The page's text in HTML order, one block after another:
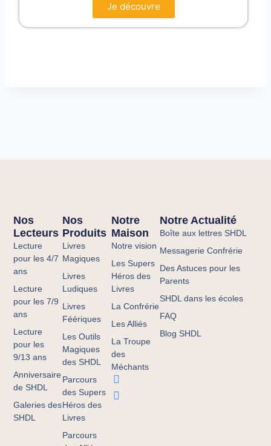
Je découvre
Notre
Maison
Notre vision
Les Supers
Héros des
Livres
La Confrérie
Les Alliés
La Troupe
des
Méchants
Nos
Produits
Livres
Magiques
Livres
Ludiques
Livres
Féériques
Les Outils
Magiques
des SHDL
Parcours
des Supers
Héros des
Livres
Parcours
Nos
Lecteurs
Lecture
pour les 4/7
ans
Lecture
pour les 7/9
ans
Lecture
pour les
9/13 ans
Anniversaire
de SHDL
Galeries des
SHDL
Notre Actualité
Boîte aux lettres SHDL
Messagerie Confrérie
Des Astuces pour les
Parents
SHDL dans les écoles
FAQ
Blog SHDL